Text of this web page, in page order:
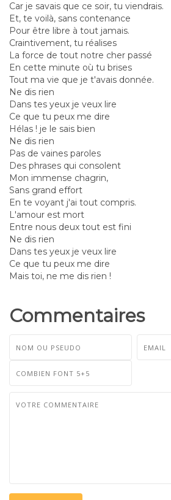
Car je savais que ce soir, tu viendrais.
Et, te voilà, sans contenance
Pour être libre à tout jamais.
Craintivement, tu réalises
La force de tout notre cher passé
En cette minute où tu brises
Tout ma vie que je t'avais donnée.
Ne dis rien
Dans tes yeux je veux lire
Ce que tu peux me dire
Hélas ! je le sais bien
Ne dis rien
Pas de vaines paroles
Des phrases qui consolent
Mon immense chagrin,
Sans grand effort
En te voyant j'ai tout compris.
L'amour est mort
Entre nous deux tout est fini
Ne dis rien
Dans tes yeux je veux lire
Ce que tu peux me dire
Mais toi, ne me dis rien !
Commentaires